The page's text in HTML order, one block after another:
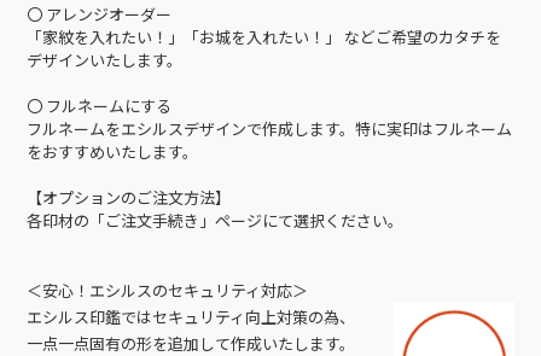
〇 アレンジオーダー
「家紋を入れたい！」「お城を入れたい！」 などご希望のカタチを
デザインいたします。
〇 フルネームにする
フルネームをエシルスデザインで作成します。特に実印はフルネーム
をおすすめいたします。
【オプションのご注文方法】
各印材の「ご注文手続き」ページにて選択ください。
＜安心！エシルスのセキュリティ対応＞
エシルス印鑑ではセキュリティ向上対策の為、
一点一点固有の形を追加して作成いたします。